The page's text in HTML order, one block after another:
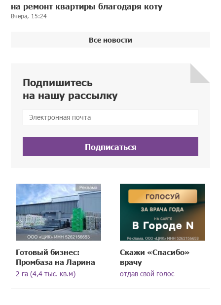
на ремонт квартиры благодаря коту
Вчера, 15:24
Все новости
Подпишитесь
на нашу рассылку
Подписаться
Готовый бизнес:
Промбаза на Ларина
2 га (4,4 тыс. кв.м)
Скажи «Спасибо»
врачу
отдав свой голос